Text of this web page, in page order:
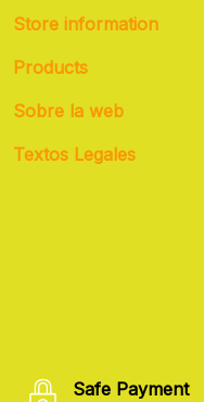
Store information
Products
Sobre la web
Textos Legales
Safe Payment